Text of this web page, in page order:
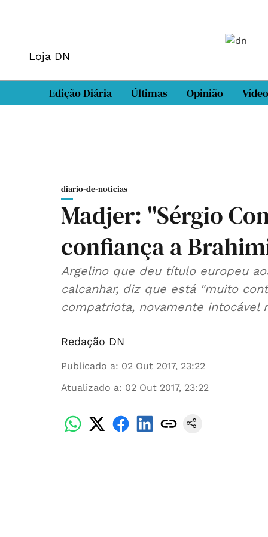
Loja DN
Edição Diária Últimas Opinião
diario-de-noticias
Madjer: "Sérgio
confiança a
Argelino que deu título europeu
calcanhar, diz que está "muito
compatriota, novamente intocável
Redação DN
Publicado a: 02 Out 2017, 23:22
Atualizado a: 02 Out 2017, 23:22